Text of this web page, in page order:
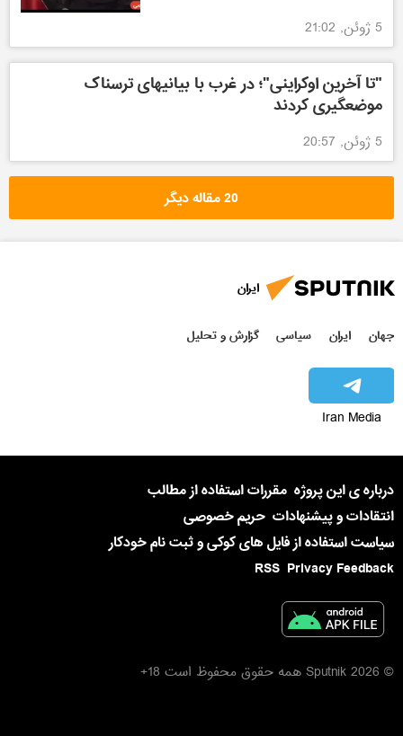
5 ژوئن, 21:02
"تا آخرین اوکراینی"؛ در غرب با بیانیهای ترسناک
موضعگیری کردند
5 ژوئن, 20:57
20 مقاله دیگر
ایران
جهان ایران سیاسی گزارش و تحلیل
Iran Media
درباره ی این پروژه مقررات استفاده از مطالب
انتقادات و پیشنهادات حریم خصوصی
سیاست استفاده از فایل های کوکی و ثبت نام خودکار
Privacy Feedback
RSS
© 2026 Sputnik همه حقوق محفوظ است 18+